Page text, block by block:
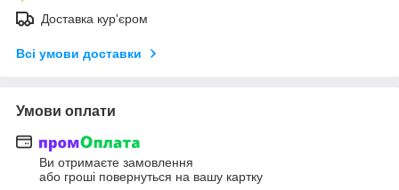
Доставка кур'єром
Всі умови доставки
Умови оплати
Ви отримаєте замовлення
або гроші повернуться на вашу картку